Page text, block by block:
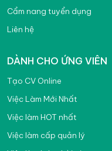
Cẩm nang tuyển dụng
Liên hệ
DÀNH CHO ỨNG VIÊN
Tạo CV Online
Việc Làm Mới Nhất
Việc làm HOT nhất
Việc làm cấp quản lý